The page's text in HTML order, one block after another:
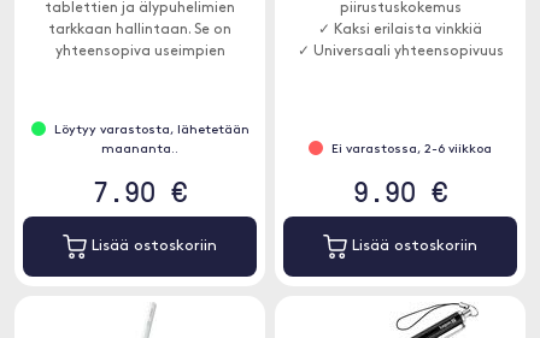
tablettien ja älypuhelimien
tarkkaan hallintaan. Se on
yhteensopiva useimpien
naarmuja, tahroja ja raitoja.
Löytyy varastosta, lähetetään
maananta..
7.90 €
Lisää ostoskoriin
piirustuskokemus
✓ Kaksi erilaista vinkkiä
✓ Universaali yhteensopivuus
Ei varastossa, 2-6 viikkoa
9.90 €
Lisää ostoskoriin